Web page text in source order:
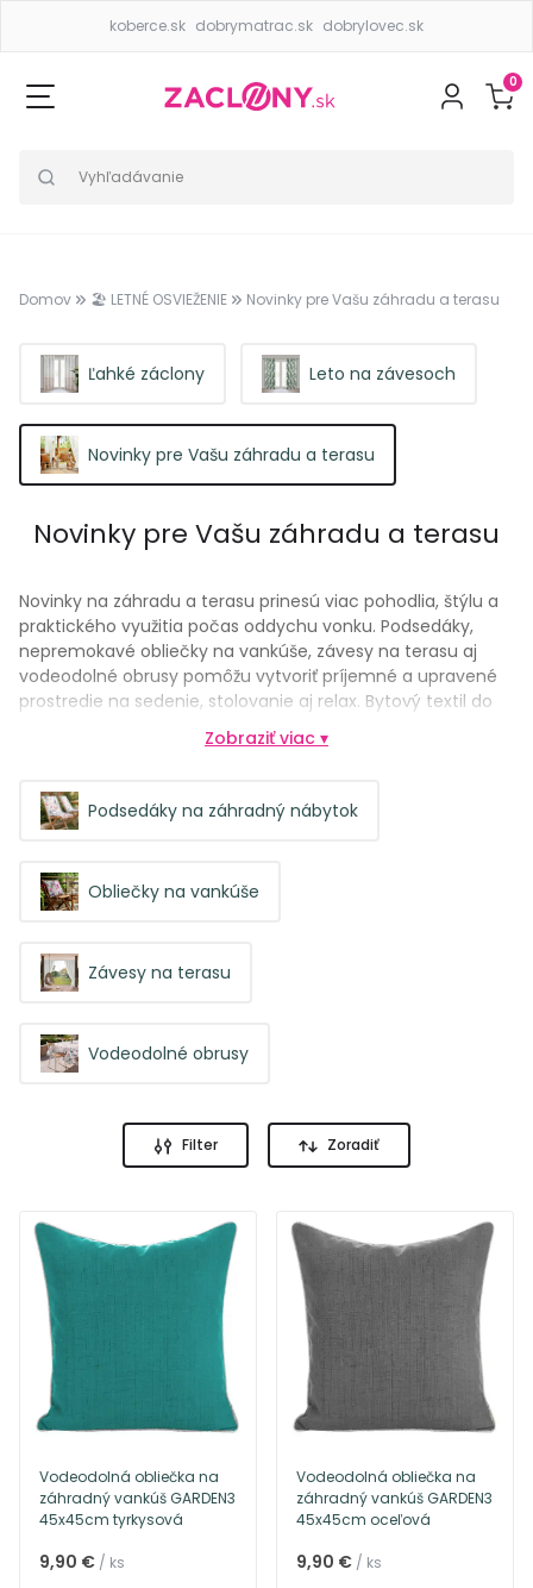
koberce.sk dobrymatrac.sk dobrylovec.sk
0
Domov 🏖️ LETNÉ OSVIEŽENIE Novinky pre Vašu záhradu a terasu
Ľahké záclony Leto na závesoch
Novinky pre Vašu záhradu a terasu
Novinky pre Vašu záhradu a terasu
Novinky na záhradu a terasu prinesú viac pohodlia, štýlu a
praktického využitia počas oddychu vonku. Podsedáky,
nepremokavé obliečky na vankúše, závesy na terasu aj
vodeodolné obrusy pomôžu vytvoriť príjemné a upravené
prostredie na sedenie, stolovanie aj relax. Bytový textil do
exteriéru je navrhnutý tak, aby lepšie odolával vlhkosti,
bežnému používaniu a zároveň skrášlil terasu, balkón či
každú chvíľu na čerstvom vzduchu.
Zobraziť viac ▾
Podsedáky na záhradný nábytok
Obliečky na vankúše
Závesy na terasu
Vodeodolné obrusy
Filter Zoradiť
Vodeodolná obliečka na
záhradný vankúš GARDEN3
45x45cm tyrkysová
9,90 € / ks
Vodeodolná obliečka na
záhradný vankúš GARDEN3
45x45cm oceľová
9,90 € / ks